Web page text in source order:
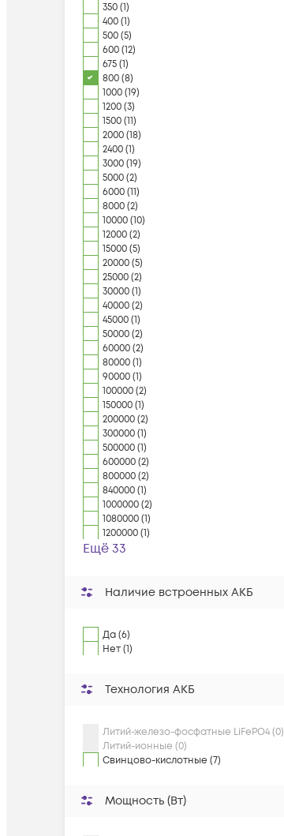
350 (1)
400 (1)
500 (5)
600 (12)
675 (1)
800 (8)
1000 (19)
1200 (3)
1500 (11)
2000 (18)
2400 (1)
3000 (19)
5000 (2)
6000 (11)
8000 (2)
10000 (10)
12000 (2)
15000 (5)
20000 (5)
25000 (2)
30000 (1)
40000 (2)
45000 (1)
50000 (2)
60000 (2)
80000 (1)
90000 (1)
100000 (2)
150000 (1)
200000 (2)
300000 (1)
500000 (1)
600000 (2)
800000 (2)
840000 (1)
1000000 (2)
1080000 (1)
1200000 (1)
Ещё 33
Наличие встроенных АКБ
Да (6)
Нет (1)
Технология АКБ
Литий-железо-фосфатные LiFePO4 (0)
Литий-ионные (0)
Свинцово-кислотные (7)
Мощность (Вт)